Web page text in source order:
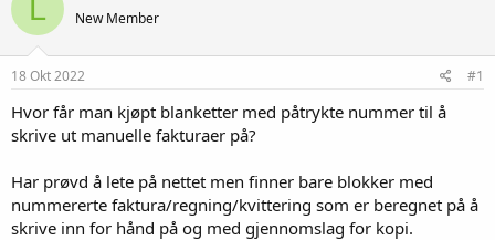
L New Member
18 Okt 2022 #1
Hvor får man kjøpt blanketter med påtrykte nummer til å
skrive ut manuelle fakturaer på?
Har prøvd å lete på nettet men finner bare blokker med
nummererte faktura/regning/kvittering som er beregnet på å
skrive inn for hånd på og med gjennomslag for kopi.